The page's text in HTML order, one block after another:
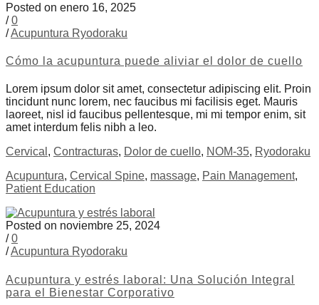
Posted on enero 16, 2025
/0
/Acupuntura Ryodoraku
Cómo la acupuntura puede aliviar el dolor de cuello
Lorem ipsum dolor sit amet, consectetur adipiscing elit. Proin
tincidunt nunc lorem, nec faucibus mi facilisis eget. Mauris
laoreet, nisl id faucibus pellentesque, mi mi tempor enim, sit
amet interdum felis nibh a leo.
Cervical , Contracturas, Dolor de cuello, NOM-35, Ryodoraku
Acupuntura, Cervical Spine, massage, Pain Management,
Patient Education
Posted on noviembre 25, 2024
/0
/Acupuntura Ryodoraku
Acupuntura y estrés laboral: Una Solución Integral
para el Bienestar Corporativo